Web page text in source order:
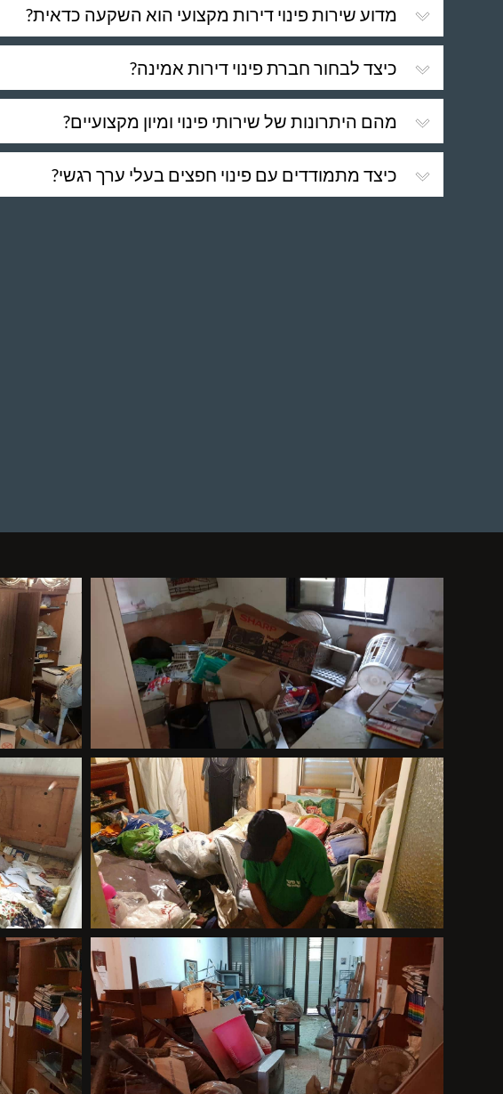
מדוע שירות פינוי דירות מקצועי הוא השקעה כדאית?
כיצד לבחור חברת פינוי דירות אמינה?
מהם היתרונות של שירותי פינוי ומיון מקצועיים?
כיצד מתמודדים עם פינוי חפצים בעלי ערך רגשי?